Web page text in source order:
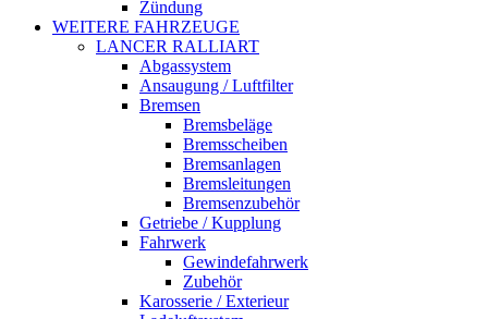
Zündung
WEITERE FAHRZEUGE
LANCER RALLIART
Abgassystem
Ansaugung / Luftfilter
Bremsen
Bremsbeläge
Bremsscheiben
Bremsanlagen
Bremsleitungen
Bremsenzubehör
Getriebe / Kupplung
Fahrwerk
Gewindefahrwerk
Zubehör
Karosserie / Exterieur